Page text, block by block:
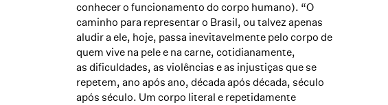
conhecer o funcionamento do corpo humano). “O
caminho para representar o Brasil, ou talvez apenas
aludir a ele, hoje, passa inevitavelmente pelo corpo de
quem vive na pele e na carne, cotidianamente,
as dificuldades, as violências e as injustiças que se
repetem, ano após ano, década após década, século
após século. Um corpo literal e repetidamente